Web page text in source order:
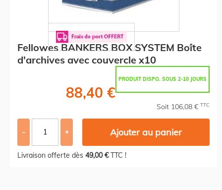
Fellowes BANKERS BOX SYSTEM Boîte
d'archives avec couvercle x10
PRODUIT DISPO. SOUS 2-10 JOURS
88,40 €
Soit 106,08 € TTC
- + Ajouter au panier
Livraison offerte dès 49,00 €TTC !